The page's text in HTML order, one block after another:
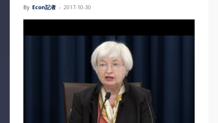
By Econ記者 - 2017-10-30